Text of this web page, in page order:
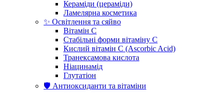
Кераміди (цераміди)
Ламелярна косметика
✨ Освітлення та сяйво
Вітамін С
Стабільні форми вітаміну С
Кислий вітамін С (Ascorbic Acid)
Транексамова кислота
Ніацинамід
Глутатіон
🛡️ Антиоксиданти та вітаміни